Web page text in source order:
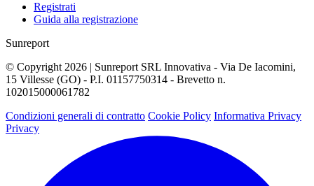
Registrati
Guida alla registrazione
Sunreport
© Copyright 2026 | Sunreport SRL Innovativa - Via De Iacomini,
15 Villesse (GO) - P.I. 01157750314 - Brevetto n.
102015000061782
Condizioni generali di contratto Cookie Policy Informativa Privacy
Privacy